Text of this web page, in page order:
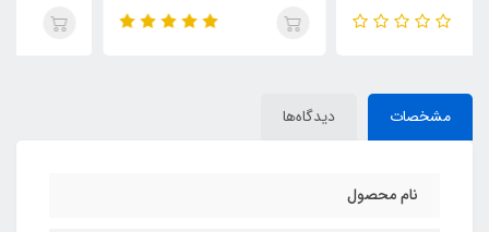
تذهیب‌شده)
مشخصات دیدگاه‌ها
نام محصول